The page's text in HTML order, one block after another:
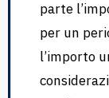
parte
per un
l’importo